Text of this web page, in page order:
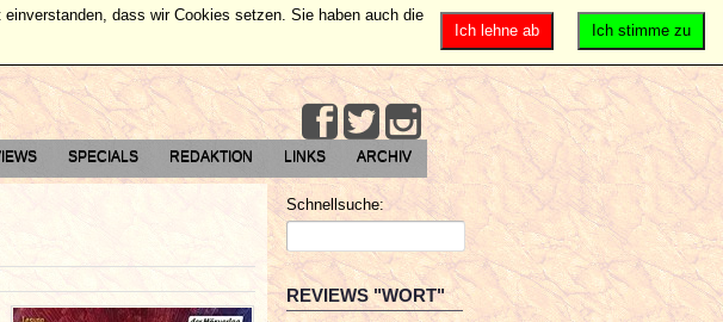
SPECIALS REDAKTION LINKS ARCHIV
Schnellsuche:
REVIEWS "WORT"
Ich stimme zu
Ich lehne ab
dass wir Cookies setzen. Sie haben auch die